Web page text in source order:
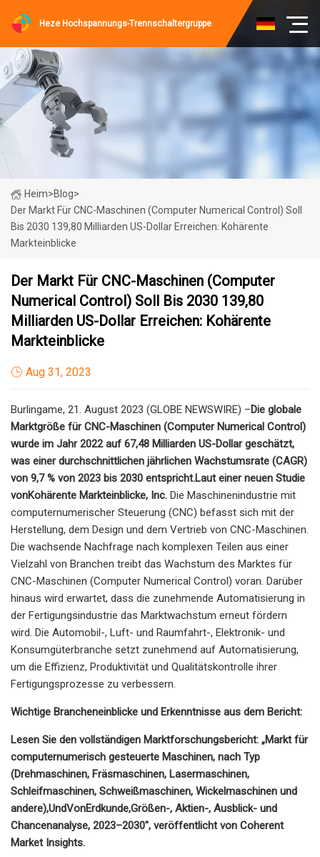
Heze Hochspannungs-Trennschaltergruppe
Heim>Blog>
Der Markt Für CNC-Maschinen (Computer Numerical Control) Soll
Bis 2030 139,80 Milliarden US-Dollar Erreichen: Kohärente
Markteinblicke
Der Markt Für CNC-Maschinen (Computer
Numerical Control) Soll Bis 2030 139,80
Milliarden US-Dollar Erreichen: Kohärente
Markteinblicke
Aug 31, 2023
Burlingame, 21. August 2023 (GLOBE NEWSWIRE) –Die globale
Marktgröße für CNC-Maschinen (Computer Numerical Control)
wurde im Jahr 2022 auf 67,48 Milliarden US-Dollar geschätzt,
was einer durchschnittlichen jährlichen Wachstumsrate (CAGR)
von 9,7 % von 2023 bis 2030 entspricht.Laut einer neuen Studie
vonKohärente Markteinblicke, Inc. Die Maschinenindustrie mit
computernumerischer Steuerung (CNC) befasst sich mit der
Herstellung, dem Design und dem Vertrieb von CNC-Maschinen.
Die wachsende Nachfrage nach komplexen Teilen aus einer
Vielzahl von Branchen treibt das Wachstum des Marktes für
CNC-Maschinen (Computer Numerical Control) voran. Darüber
hinaus wird erwartet, dass die zunehmende Automatisierung in
der Fertigungsindustrie das Marktwachstum erneut fördern
wird. Die Automobil-, Luft- und Raumfahrt-, Elektronik- und
Konsumgüterbranche setzt zunehmend auf Automatisierung,
um die Effizienz, Produktivität und Qualitätskontrolle ihrer
Fertigungsprozesse zu verbessern.
Wichtige Brancheneinblicke und Erkenntnisse aus dem Bericht:
Lesen Sie den vollständigen Marktforschungsbericht: „Markt für
computernumerisch gesteuerte Maschinen, nach Typ
(Drehmaschinen, Fräsmaschinen, Lasermaschinen,
Schleifmaschinen, Schweißmaschinen, Wickelmaschinen und
andere),UndVonErdkunde,Größen-, Aktien-, Ausblick- und
Chancenanalyse, 2023–2030", veröffentlicht von Coherent
Market Insights.